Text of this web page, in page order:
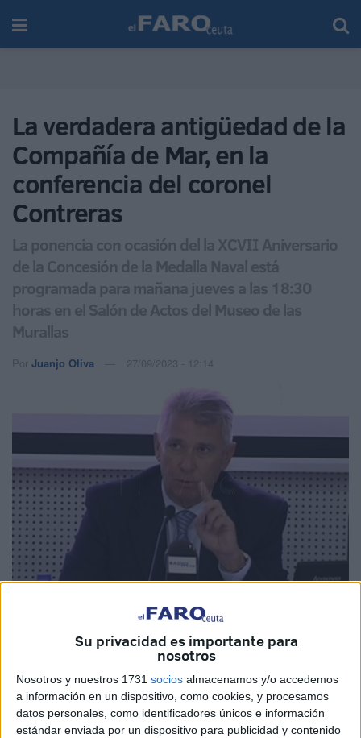
Su privacidad es importante para
nosotros
Nosotros y nuestros 1731 socios almacenamos y/o accedemos
a información en un dispositivo, como cookies, y procesamos
datos personales, como identificadores únicos e información
estándar enviada por un dispositivo para publicidad y contenido
La verdadera antigüedad de la
Compañía de Mar, en la
conferencia del coronel
Contreras
La ponencia con ocasión del la XCVII Aniversario
de la Concesión de la Medalla Naval está
programada para mañana jueves a las 18:30
horas en el Salón de Actos del Museo de las
Murallas
Por Juanjo Oliva 27/09/2023 - 12:14
El coronel Juan José Contreras Garridoofrecerá
mañana jueves en Ceuta, a las 18:30 horas en el Salón de
Actos del Museo de las Murallas Reales, la conferencia La